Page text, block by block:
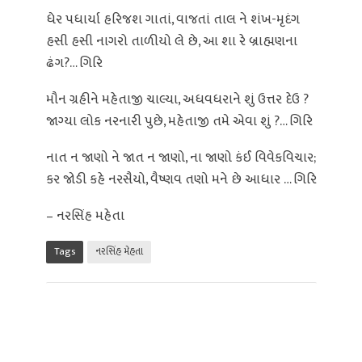
ધેર પધાર્યા હરિજશ ગાતાં, વાજતાં તાલ ને શંખ-મૃદંગ
હસી હસી નાગરો તાળીયો લે છે, આ શા રે બ્રાહ્મણના
ઢંગ?… ગિરિ
મૌન ગ્રહીને મહેતાજી ચાલ્યા, અધવધરાને શું ઉત્તર દેઉ ?
જાગ્યા લોક નરનારી પુછે, મહેતાજી તમે એવા શું ?… ગિરિ
નાત ન જાણો ને જાત ન જાણો, ના જાણો કંઈ વિવેકવિચાર;
કર જોડી કહે નરસૈયો, વૈષ્ણવ તણો મને છે આધાર … ગિરિ
– નરસિંહ મહેતા
Tags નરસિંહ મેહતા